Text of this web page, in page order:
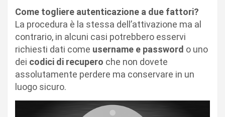
Come togliere autenticazione a due fattori?
La procedura è la stessa dell’attivazione ma al
contrario, in alcuni casi potrebbero esservi
richiesti dati come username e password o uno
dei codici di recupero che non dovete
assolutamente perdere ma conservare in un
luogo sicuro.